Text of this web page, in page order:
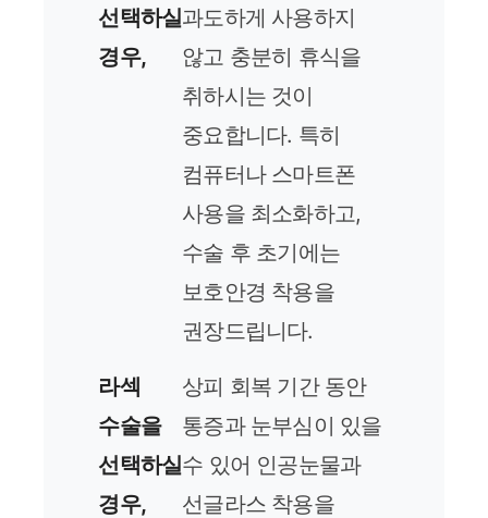
선택하실
경우,
과도하게 사용하지
않고 충분히 휴식을
취하시는 것이
중요합니다. 특히
컴퓨터나 스마트폰
사용을 최소화하고,
수술 후 초기에는
보호안경 착용을
권장드립니다.
라섹
수술을
선택하실
경우,
상피 회복 기간 동안
통증과 눈부심이 있을
수 있어 인공눈물과
선글라스 착용을